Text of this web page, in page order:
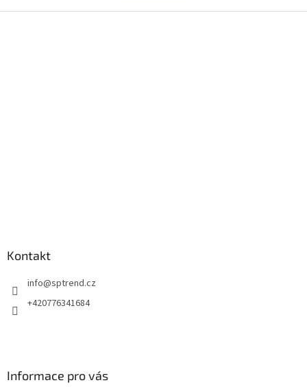
v
Kontakt
info@sptrend.cz
+420776341684
Informace pro vás